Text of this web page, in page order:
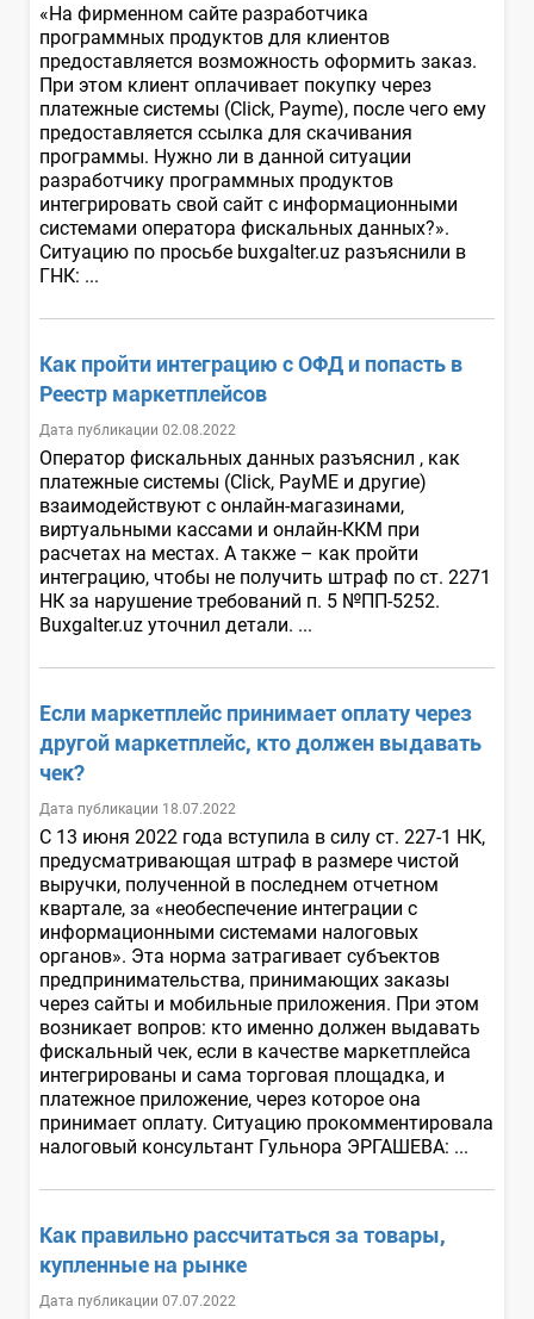
«На фирменном сайте разработчика
программных продуктов для клиентов
предоставляется возможность оформить заказ.
При этом клиент оплачивает покупку через
платежные системы (Click, Payme), после чего ему
предоставляется ссылка для скачивания
программы. Нужно ли в данной ситуации
разработчику программных продуктов
интегрировать свой сайт с информационными
системами оператора фискальных данных?».
Ситуацию по просьбе buxgalter.uz разъяснили в
ГНК: ...
Как пройти интеграцию с ОФД и попасть в
Реестр маркетплейсов
Дата публикации 02.08.2022
Оператор фискальных данных разъяснил , как
платежные системы (Click, PayME и другие)
взаимодействуют с онлайн-магазинами,
виртуальными кассами и онлайн-ККМ при
расчетах на местах. А также – как пройти
интеграцию, чтобы не получить штраф по ст. 2271
НК за нарушение требований п. 5 №ПП-5252.
Buxgalter.uz уточнил детали. ...
Если маркетплейс принимает оплату через
другой маркетплейс, кто должен выдавать
чек?
Дата публикации 18.07.2022
С 13 июня 2022 года вступила в силу ст. 227-1 НК,
предусматривающая штраф в размере чистой
выручки, полученной в последнем отчетном
квартале, за «необеспечение интеграции с
информационными системами налоговых
органов». Эта норма затрагивает субъектов
предпринимательства, принимающих заказы
через сайты и мобильные приложения. При этом
возникает вопров: кто именно должен выдавать
фискальный чек, если в качестве маркетплейса
интегрированы и сама торговая площадка, и
платежное приложение, через которое она
принимает оплату. Ситуацию прокомментировала
налоговый консультант Гульнора ЭРГАШЕВА: ...
Как правильно рассчитаться за товары,
купленные на рынке
Дата публикации 07.07.2022